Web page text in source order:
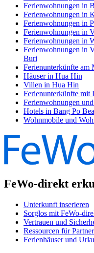
Ferienwohnungen in
Ferienwohnungen in
Ferienwohnungen in
Ferienwohnungen in
Ferienwohnungen in
Ferienwohnungen in
Buri
Ferienunterkünfte am
Häuser in Hua Hin
Villen in Hua Hin
Ferienunterkünfte mit
Ferienwohnungen
Hotels in Bang Po
Wohnmobile und
FeWo-direkt
Unterkunft inserieren
Sorglos mit FeWo-
Vertrauen und
Ressourcen für Partner
Ferienhäuser und